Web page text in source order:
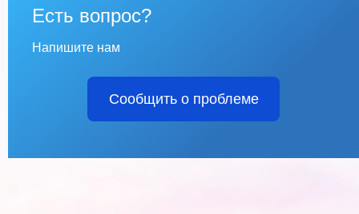
Есть вопрос?
Напишите нам
Сообщить о проблеме